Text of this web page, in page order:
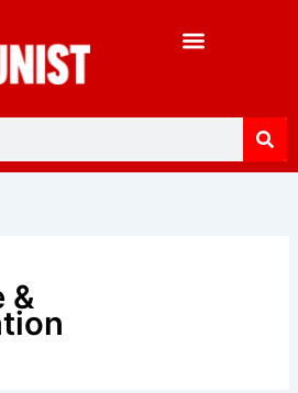
&